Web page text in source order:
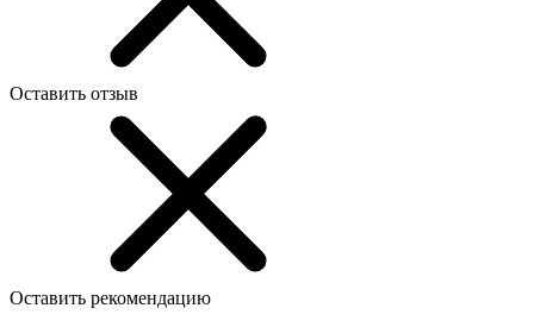
Оставить отзыв
Оставить рекомендацию